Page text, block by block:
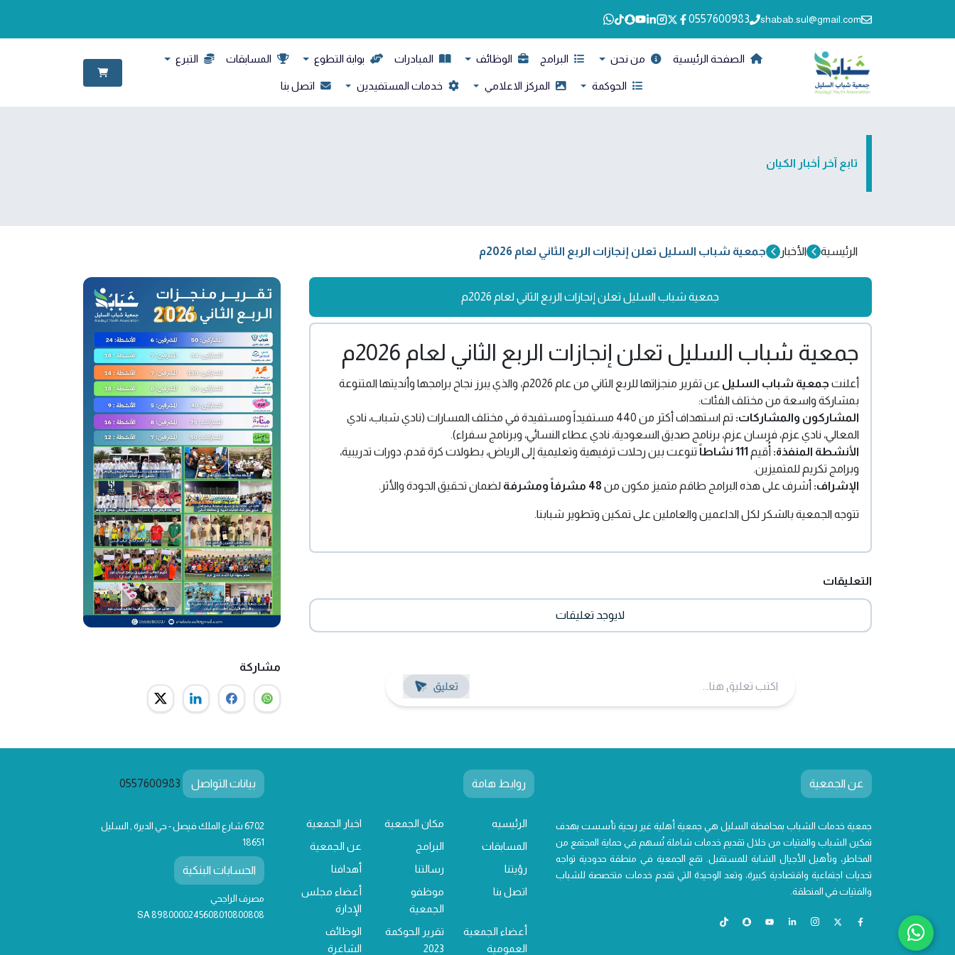
shabab.sul@gmail.com
0557600983
الصفحة الرئيسية من نحن البرامج الوظائف المبادرات بوابة التطوع المسابقات التبرع
الحوكمة المركز الاعلامي خدمات المستفيدين اتصل بنا
تابع آخر أخبار الكيان
الرئيسية الأخبار جمعية شباب السليل تعلن إنجازات الربع الثاني لعام 2026م
جمعية شباب السليل تعلن إنجازات الربع الثاني لعام 2026م
جمعية شباب السليل تعلن إنجازات الربع الثاني لعام 2026م
أعلنت جمعية شباب السليل
عن تقرير منجزاتها للربع الثاني من عام 2026م، والذي يبرز نجاح برامجها وأنديتها المتنوعة
بمشاركة واسعة من مختلف الفئات:
المشاركون والمشاركات:
تم استهداف أكثر من 440 مستفيداً ومستفيدة في مختلف المسارات (نادي شباب، نادي
المعالي، نادي عزم، فرسان عزم، برنامج صديق السعودية، نادي عطاء النسائي، وبرنامج سفراء).
الأنشطة المنفذة: أُقيم 111 نشاطاً
تنوعت بين رحلات ترفيهية وتعليمية إلى الرياض، بطولات كرة قدم، دورات تدريبية،
وبرامج تكريم للمتميزين.
الإشراف: أشرف على هذه البرامج طاقم متميز مكون من 48 مشرفاً ومشرفة لضمان تحقيق الجودة والأثر.
تتوجه الجمعية بالشكر لكل الداعمين والعاملين على تمكين وتطوير شبابنا.
التعليقات
لايوجد تعليقات
مشاركة
عن الجمعية
جمعية خدمات الشباب بمحافظة السليل هي جمعية أهلية غير ربحية تأسست بهدف
تمكين الشباب والفتيات من خلال تقديم خدمات شاملة تُسهم في حماية المجتمع من
المخاطر، وتأهيل الأجيال الشابة للمستقبل. تقع الجمعية في منطقة حدودية تواجه
تحديات اجتماعية واقتصادية كبيرة، وتعد الوحيدة التي تقدم خدمات متخصصة للشباب
والفتيات في المنطقة.
روابط هامة
الرئيسيه مكان الجمعية
اخبار الجمعية
المسابقات
البرامج
عن الجمعية
رؤيتنا
رسالتنا
أهدافنا
اتصل بنا
موظفو
الجمعية
أعضاء مجلس
الإدارة
أعضاء الجمعية
العمومية
تقرير الحوكمة
2023
الوظائف
الشاغرة
بيانات التواصل 0557600983
6702 شارع الملك فيصل - حي الديرة , السليل
18651
الحسابات البنكية
مصرف الراجحي
SA 8980000245608010800808